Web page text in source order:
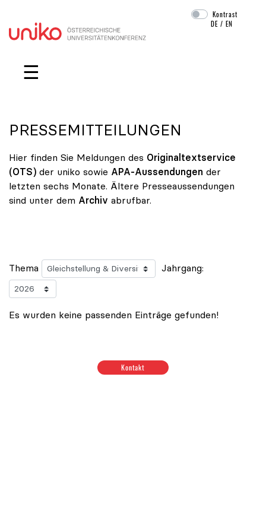
Navigation überspringen
Kontrast
DE /EN
☰
PRESSEMITTEILUNGEN
Hier finden Sie Meldungen des Originaltextservice
(OTS) der uniko sowie APA-Aussendungen der
letzten sechs Monate. Ältere Presseaussendungen
sind unter dem Archiv abrufbar.
Thema Jahrgang:
Es wurden keine passenden Einträge gefunden!
Kontakt